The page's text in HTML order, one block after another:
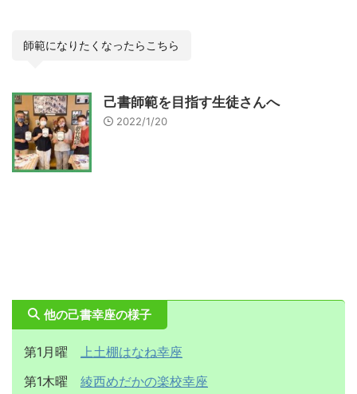
師範になりたくなったらこちら
己書師範を目指す生徒さんへ
2022/1/20
他の己書幸座の様子
第1月曜
上土棚はなね幸座
第1木曜 綾西めだかの楽校幸座